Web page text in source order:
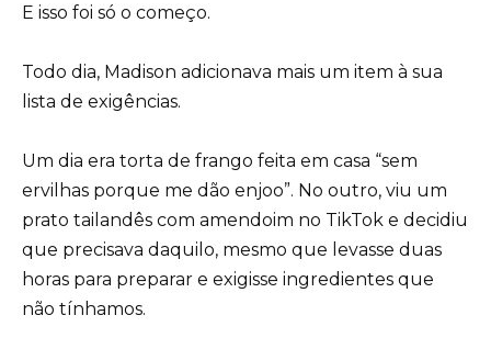
E isso foi só o começo.
Todo dia, Madison adicionava mais um item à sua
lista de exigências.
Um dia era torta de frango feita em casa “sem
ervilhas porque me dão enjoo”. No outro, viu um
prato tailandês com amendoim no TikTok e decidiu
que precisava daquilo, mesmo que levasse duas
horas para preparar e exigisse ingredientes que
não tínhamos.